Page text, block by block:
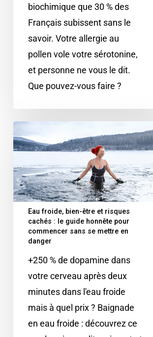
biochimique que 30 % des
Français subissent sans le
savoir. Votre allergie au
pollen vole votre sérotonine,
et personne ne vous le dit.
Que pouvez-vous faire ?
Eau froide, bien-être et risques
cachés : le guide honnête pour
commencer sans se mettre en
danger
+250 % de dopamine dans
votre cerveau après deux
minutes dans l'eau froide
mais à quel prix ? Baignade
en eau froide : découvrez ce